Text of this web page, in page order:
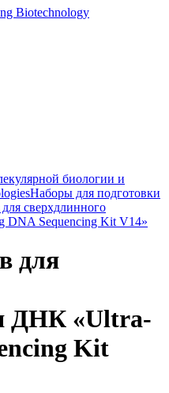
Biotechnology
биологии и
Наборы для подготовки
сверхдлинного
DNA Sequencing Kit V14»
для
ДНК «Ultra-
Kit